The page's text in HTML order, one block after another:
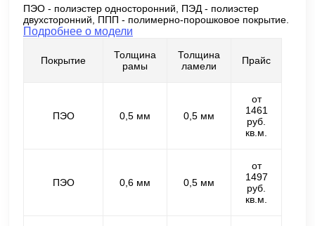
ПЭО - полиэстер односторонний, ПЭД - полиэстер
двухсторонний, ППП - полимерно-порошковое покрытие.
Подробнее о модели
Покрытие
Толщина
рамы
Толщина
ламели
Прайс
ПЭО 0,5 мм 0,5 мм
от
1461
руб.
кв.м.
ПЭО 0,6 мм 0,5 мм
от
1497
руб.
кв.м.